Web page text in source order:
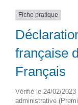
Fiche pratique
française
Français
Vérifié le 24/02/
administrative